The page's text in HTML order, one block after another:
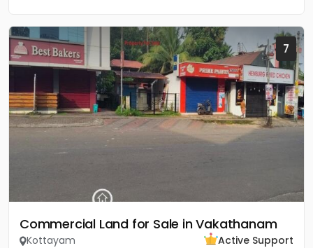
7
Commercial Land for Sale in Vakathanam
Kottayam
Active Support